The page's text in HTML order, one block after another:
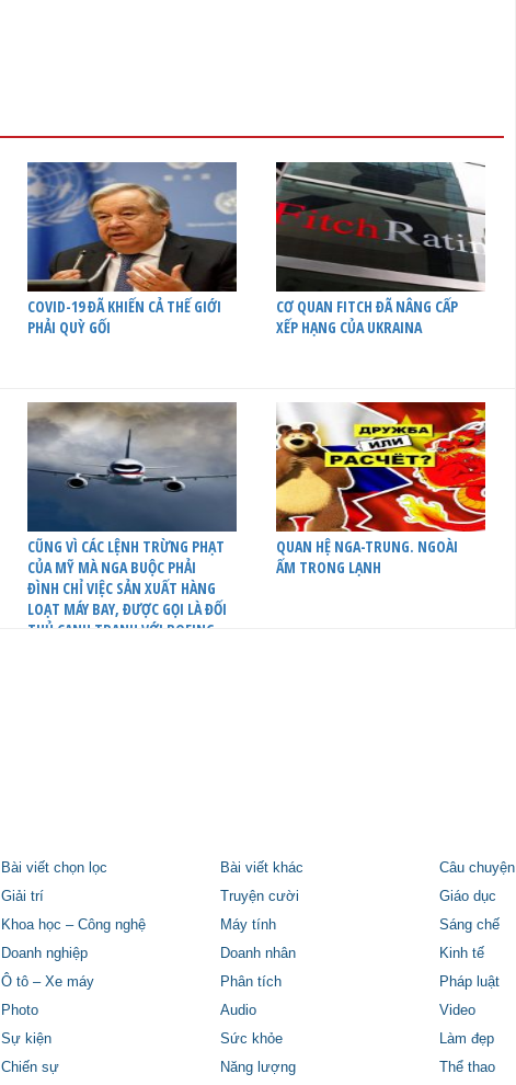
COVID-19 ĐÃ KHIẾN CẢ THẾ GIỚI
PHẢI QUỲ GỐI
CƠ QUAN FITCH ĐÃ NÂNG CẤP
XẾP HẠNG CỦA UKRAINA
CŨNG VÌ CÁC LỆNH TRỪNG PHẠT
CỦA MỸ MÀ NGA BUỘC PHẢI
ĐÌNH CHỈ VIỆC SẢN XUẤT HÀNG
LOẠT MÁY BAY, ĐƯỢC GỌI LÀ ĐỐI
THỦ CẠNH TRANH VỚI BOEING
QUAN HỆ NGA-TRUNG. NGOÀI
ẤM TRONG LẠNH
Bài viết chọn lọc Bài viết khác Câu chuyện
Giải trí Truyện cười Giáo dục
Khoa học – Công nghệ Máy tính Sáng chế
Doanh nghiệp Doanh nhân Kinh tế
Ô tô – Xe máy Phân tích Pháp luật
Photo Audio Video
Sự kiện Sức khỏe Làm đẹp
Chiến sự Năng lượng Thể thao